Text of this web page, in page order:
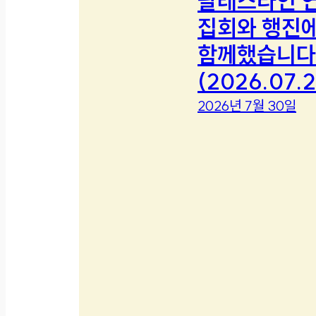
집회와 행진
함께했습니
2026년 7월 30일